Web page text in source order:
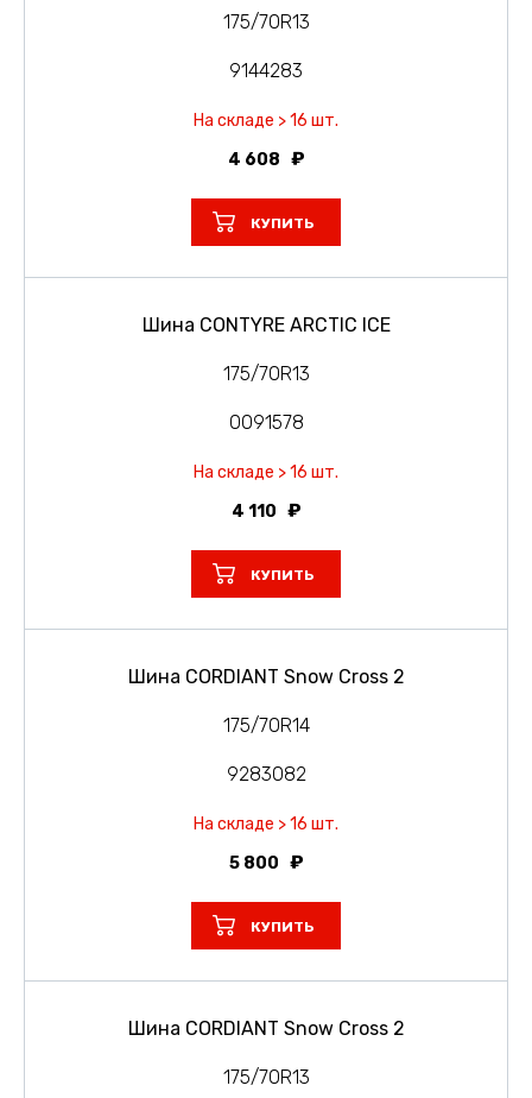
175/70R13
9144283
На складе > 16 шт.
4 608
КУПИТЬ
Шина CONTYRE ARCTIC ICE
175/70R13
0091578
На складе > 16 шт.
4 110
КУПИТЬ
Шина CORDIANT Snow Cross 2
175/70R14
9283082
На складе > 16 шт.
5 800
КУПИТЬ
Шина CORDIANT Snow Cross 2
175/70R13